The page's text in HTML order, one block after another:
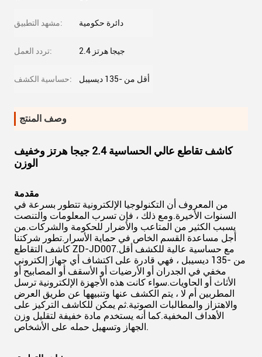
مشهد التطبيق: دائرة حكومية
تردد العمل: 2.4 جيجا هرتز
حساسية الكشف: أقل من -135 ديسيبل
وصف المنتج
كاشف تقاطع عالي الحساسية 2.4 جيجا هرتز وخفيف
الوزن
مقدمة
من المعروف أن التكنولوجيا الإلكترونية تتطور بسرعة في
السنوات الأخيرة.ومع ذلك ، فإن تسرب المعلومات والتنصت
يسبب الكثير من المتاعب والأضرار للحكومة والشركات.من
أجل مساعدة القسم الخاص في حماية الأسرار.تطور شركتنا
كاشف التقاطع ZD-JD007.مع حساسية عالية للكشف أقل
من -135 ديسيبل ، فهي قادرة على اكتشاف أي جهاز إلكتروني
مخفي في الجدران أو الأرضيات أو الأسقف أو المصابيح أو
الأثاث أو الحاويات.سواء كانت هذه الأجهزة الإلكترونية ترسل
المطربين أم لا ، يتم الكشف عنها وتنبيهها عن طريق العرض
والاهتزاز والمطالبات الصوتية.ثم يمكن للكاشف التركيز على
الأهداف المخفية.كما أنه يستخدم مادة خفيفة لتقليل وزن
الجهاز وتسهيل حمله على الأشخاص.